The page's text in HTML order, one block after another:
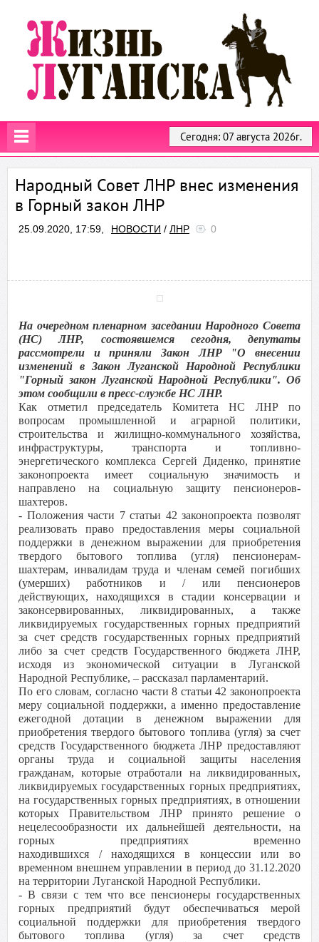
Сегодня: 07 августа 2026г.
Народный Совет ЛНР внес изменения
в Горный закон ЛНР
25.09.2020, 17:59, НОВОСТИ / ЛНР 0
На очередном пленарном заседании Народного Совета
(НС) ЛНР, состоявшемся сегодня, депутаты
рассмотрели и приняли Закон ЛНР "О внесении
изменений в Закон Луганской Народной Республики
"Горный закон Луганской Народной Республики". Об
этом сообщили в пресс-службе НС ЛНР.
Как отметил председатель Комитета НС ЛНР по
вопросам промышленной и аграрной политики,
строительства и жилищно-коммунального хозяйства,
инфраструктуры, транспорта и топливно-
энергетического комплекса Сергей Диденко, принятие
законопроекта имеет социальную значимость и
направлено на социальную защиту пенсионеров-
шахтеров.
- Положения части 7 статьи 42 законопроекта позволят
реализовать право предоставления меры социальной
поддержки в денежном выражении для приобретения
твердого бытового топлива (угля) пенсионерам-
шахтерам, инвалидам труда и членам семей погибших
(умерших) работников и / или пенсионеров
действующих, находящихся в стадии консервации и
законсервированных, ликвидированных, а также
ликвидируемых государственных горных предприятий
за счет средств государственных горных предприятий
либо за счет средств Государственного бюджета ЛНР,
исходя из экономической ситуации в Луганской
Народной Республике, – рассказал парламентарий.
По его словам, согласно части 8 статьи 42 законопроекта
меру социальной поддержки, а именно предоставление
ежегодной дотации в денежном выражении для
приобретения твердого бытового топлива (угля) за счет
средств Государственного бюджета ЛНР предоставляют
органы труда и социальной защиты населения
гражданам, которые отработали на ликвидированных,
ликвидируемых государственных горных предприятиях,
на государственных горных предприятиях, в отношении
которых Правительством ЛНР принято решение о
нецелесообразности их дальнейшей деятельности, на
горных предприятиях временно
находившихся / находящихся в концессии или во
временном внешнем управлении в период до 31.12.2020
на территории Луганской Народной Республики.
- В связи с тем что все пенсионеры государственных
горных предприятий будут обеспечиваться мерой
социальной поддержки для приобретения твердого
бытового топлива (угля) за счет средств